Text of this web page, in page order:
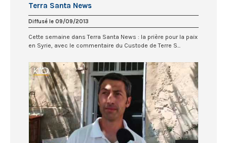
Terra Santa News
Diffusé le 09/09/2013
Cette semaine dans Terra Santa News : la prière pour la paix
en Syrie, avec le commentaire du Custode de Terre S...